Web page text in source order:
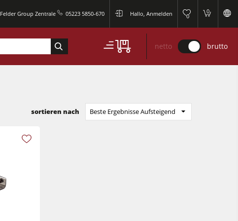
Felder Group Zentrale 05223 5850-670 Hallo, Anmelden 0
0
netto brutto
sortieren nach Beste Ergebnisse Aufsteigend